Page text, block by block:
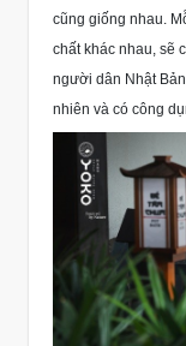
cũng giống nhau.
chất khác nhau, sẽ
người dân Nhật
nhiên và có công